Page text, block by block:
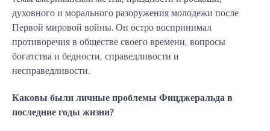
духовного и морального разоружения молодежи после
Первой мировой войны. Он остро воспринимал
противоречия в обществе своего времени, вопросы
богатства и бедности, справедливости и
несправедливости.
Каковы были личные проблемы Фицджеральда в
последние годы жизни?